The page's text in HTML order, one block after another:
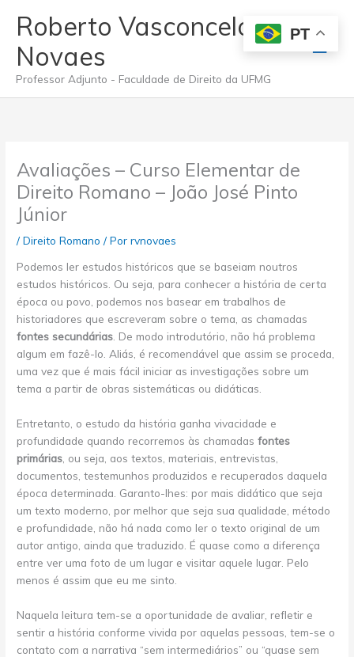
para
conteúdo
Roberto Vasconcelos
Novaes
Professor Adjunto - Faculdade de Direito da UFMG
Avaliações – Curso Elementar de
Direito Romano – João José Pinto
Júnior
/Direito Romano / Porrvnovaes
Podemos ler estudos históricos que se baseiam noutros
estudos históricos. Ou seja, para conhecer a história de certa
época ou povo, podemos nos basear em trabalhos de
historiadores que escreveram sobre o tema, as chamadas
fontes secundárias . De modo introdutório, não há problema
algum em fazê-lo. Aliás, é recomendável que assim se proceda,
uma vez que é mais fácil iniciar as investigações sobre um
tema a partir de obras sistemáticas ou didáticas.
Entretanto, o estudo da história ganha vivacidade e
profundidade quando recorremos às chamadasfontes
primárias , ou seja, aos textos, materiais, entrevistas,
documentos, testemunhos produzidos e recuperados daquela
época determinada. Garanto-lhes: por mais didático que seja
um texto moderno, por melhor que seja sua qualidade, método
e profundidade, não há nada como ler o texto original de um
autor antigo, ainda que traduzido. É quase como a diferença
entre ver uma foto de um lugar e visitar aquele lugar. Pelo
menos é assim que eu me sinto.
Naquela leitura tem-se a oportunidade de avaliar, refletir e
sentir a história conforme vivida por aquelas pessoas, tem-se o
contato com a narrativa “sem intermediários” ou “quase sem
PT